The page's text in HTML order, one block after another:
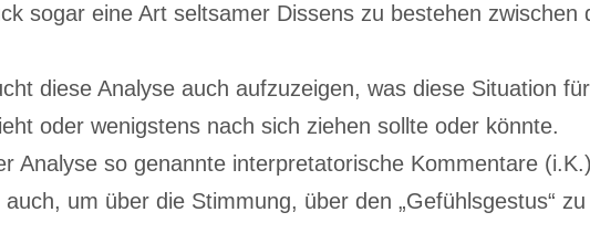
sogar eine Art seltsamer Dissens zu bestehen zwischen
diese Analyse auch aufzuzeigen, was diese Situation
oder wenigstens nach sich ziehen sollte oder könnte.
Analyse so genannte interpretatorische Kommentare
um über die Stimmung, über den „Gefühlsgestus“